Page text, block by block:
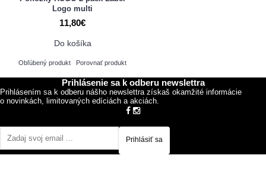
Logo multi
11,80€
Do košíka
Obľúbený produkt Porovnať produkt
Prihlásenie sa k odberu newslettra
Prihlásením sa k odberu nášho newslettra získaš okamžité informácie
o novinkách, limitovaných edíciách a akciách.
Prihlásiť sa